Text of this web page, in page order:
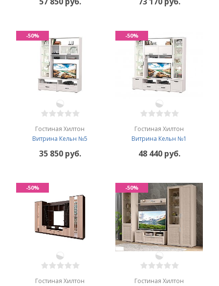
Гостиная Хилтон
Витрина Кельн №5
35 850 руб.
-50%
Гостиная Хилтон
Витрина Кельн №1
48 440 руб.
-50%
Гостиная Хилтон
-50%
Гостиная Хилтон
-50%